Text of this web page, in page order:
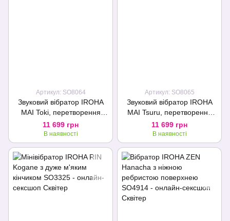
Артикул: SO8064
Звуковий вібратор IROHA
MAI Toki, перетворення
звуку на вібрацію
11 699 грн
В наявності
Артикул: SO8065
Звуковий вібратор IROHA
MAI Tsuru, перетворення
звуку на вібрацію
11 699 грн
В наявності